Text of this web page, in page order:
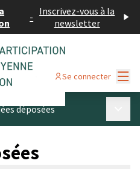
- Inscrivez-vous à la
newsletter
Se connecter
déposées